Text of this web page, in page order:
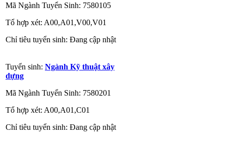
Mã Ngành Tuyển Sinh: 7580105
Tổ hợp xét: A00,A01,V00,V01
Chỉ tiêu tuyển sinh: Đang cập nhật
Tuyển sinh: Ngành Kỹ thuật xây
dựng
Mã Ngành Tuyển Sinh: 7580201
Tổ hợp xét: A00,A01,C01
Chỉ tiêu tuyển sinh: Đang cập nhật